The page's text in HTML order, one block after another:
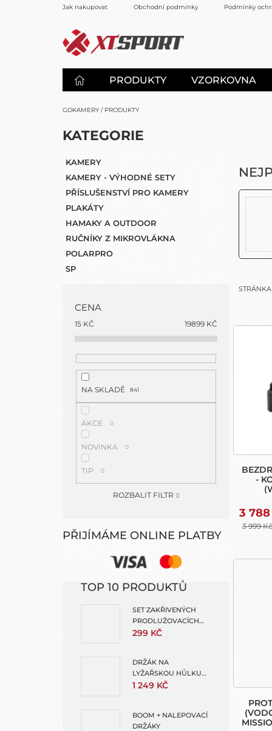
Jak nakupovat Obchodní podmínky Podmínky
PRODUKTY VZORKOVNA
GOKAMERY / PRODUKTY
P
O
S
T
R
A
N
N
P
A
PŘESKOČIT
K
T
E
G
O
R
E
KATEGORIE
KAMERY
KAMERY - VÝHODNÉ SETY
PŘÍSLUŠENSTVÍ PRO KAMERY
PLAKÁTY
HAMAKY A OUTDOOR
RUČNÍKY Z MIKROVLÁKNA
POLARPRO
SP
CENA
15 KČ 19899 KČ
NA SKLADĚ 841
AKCE 0
NOVINKA 0
TIP 0
ROZBALIT FILTR
PŘIJÍMÁME ONLINE PLATBY
TOP 10 PRODUKTŮ
SET ZAKŘIVENÝCH
PRODLUŽOVACÍCH
RAMEN
299 KČ
DRŽÁK NA
LYŽAŘSKOU HŮLKU
(SKI POLE MOUNT FOR
1 249 KČ
BOOM + NALEPOVACÍ
DRŽÁKY
STRÁNKA
V
U
K
-
3
3 999 Kč